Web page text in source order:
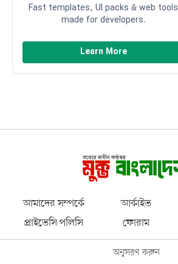
Fast templates, UI packs & web tools
made for developers.
Learn More
আমাদের সম্পর্কে আর্কাইভ
প্রাইভেসি পলিসি
ফোরাম
অনুসরণ করুন